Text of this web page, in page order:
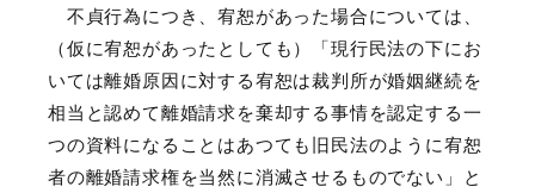
不貞行為につき、宥恕があった場合については、
（仮に宥恕があったとしても）「現行民法の下にお
いては離婚原因に対する宥恕は裁判所が婚姻継続を
相当と認めて離婚請求を棄却する事情を認定する一
つの資料になることはあつても旧民法のように宥恕
者の離婚請求権を当然に消滅させるものでない」と